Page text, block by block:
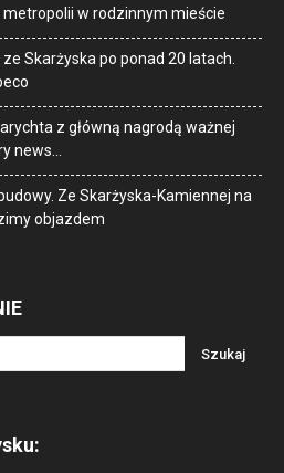
w rodzinnym mieście
Skarżyska po ponad 20 latach.
z główną nagrodą ważnej
news…
Ze Skarżyska-Kamiennej na
objazdem